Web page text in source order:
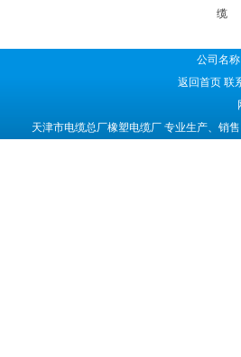
缆
公司名
返回首页联
天津市电缆总厂橡塑电缆厂 专业生产、销